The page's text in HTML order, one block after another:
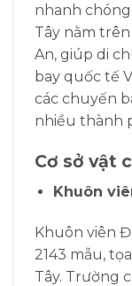
nhanh chóng
Tây nằm
An, giúp di
bay quốc tế
các chuyến
nhiều thành
Cơ sở vật
Khuôn
Khuôn viên
2143 mẫu,
Tây. Trường